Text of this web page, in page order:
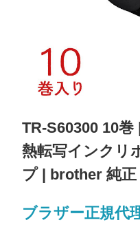
TR-S60300 10
熱転写インクリ
プ | brother 純正
ブラザー正規代